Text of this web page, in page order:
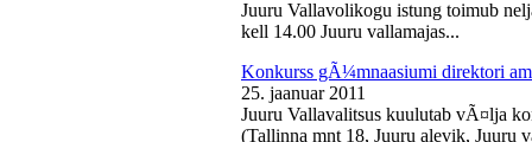
Juuru Vallavolikogu istung toimub
kell 14.00 Juuru vallamajas...
Konkurss gÃ¼mnaasiumi direktori
25. jaanuar 2011
Juuru Vallavalitsus kuulutab vÃ¤lja
(Tallinna mnt 18, Juuru alevik, Juuru